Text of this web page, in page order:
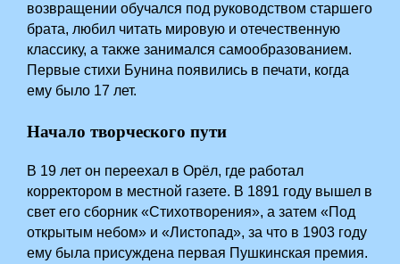
возвращении обучался под руководством старшего
брата, любил читать мировую и отечественную
классику, а также занимался самообразованием.
Первые стихи Бунина появились в печати, когда
ему было 17 лет.
Начало творческого пути
В 19 лет он переехал в Орёл, где работал
корректором в местной газете. В 1891 году вышел в
свет его сборник «Стихотворения», а затем «Под
открытым небом» и «Листопад», за что в 1903 году
ему была присуждена первая Пушкинская премия.